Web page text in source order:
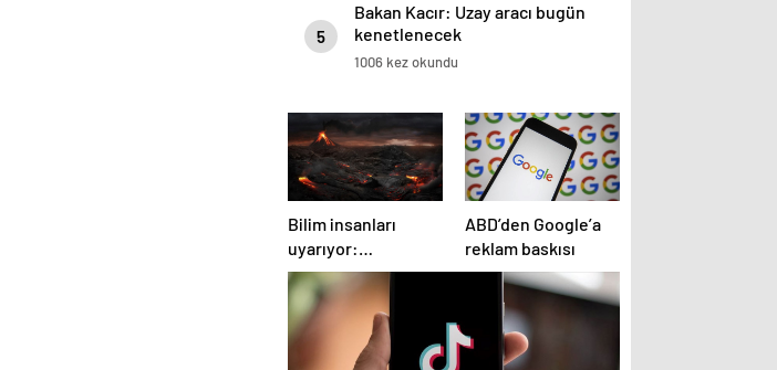
5
Bakan Kacır: Uzay aracı bugün
kenetlenecek
1006 kez okundu
Bilim insanları
uyarıyor:
Potansiyel patlama
2025’te bekleniyor!
ABD’den Google’a
reklam baskısı